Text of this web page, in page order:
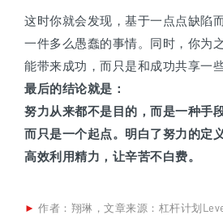
这时你就会发现，基于一点点缺陷
一件多么愚蠢的事情。同时，你为
能带来成功，而只是和成功共享一
最后的结论就是：
努力从来都不是目的，而是一种手
而只是一个起点。明白了努力的定
高效利用精力，让辛苦不白费。
► 作者： 翔琳，文章来源：杠杆计划